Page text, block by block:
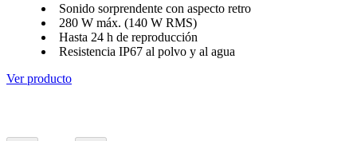
Sonido sorprendente con aspecto retro
280 W máx. (140 W RMS)
Hasta 24 h de reproducción
Resistencia IP67 al polvo y al agua
Ver producto